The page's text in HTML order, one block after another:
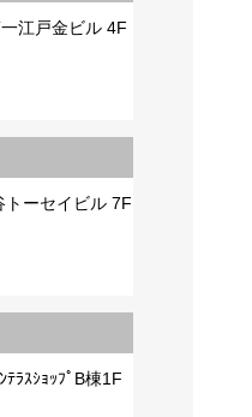
江戸金ビル 4F
ーセイビル 7F
ﾗｽｼｮｯﾌﾟB棟1F